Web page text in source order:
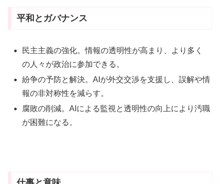
平和とガバナンス
民主主義の強化。情報の透明性が高まり、より多く
の人々が政治に参加できる。
紛争の予防と解決。AIが外交交渉を支援し、誤解や情
報の非対称性を減らす。
腐敗の削減。AIによる監視と透明性の向上により汚職
が困難になる。